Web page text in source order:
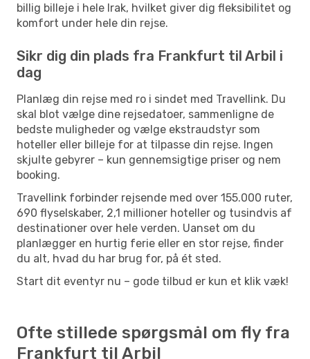
billig billeje i hele Irak, hvilket giver dig fleksibilitet og
komfort under hele din rejse.
Sikr dig din plads fra Frankfurt til Arbil i
dag
Planlæg din rejse med ro i sindet med Travellink. Du
skal blot vælge dine rejsedatoer, sammenligne de
bedste muligheder og vælge ekstraudstyr som
hoteller eller billeje for at tilpasse din rejse. Ingen
skjulte gebyrer – kun gennemsigtige priser og nem
booking.
Travellink forbinder rejsende med over 155.000 ruter,
690 flyselskaber, 2,1 millioner hoteller og tusindvis af
destinationer over hele verden. Uanset om du
planlægger en hurtig ferie eller en stor rejse, finder
du alt, hvad du har brug for, på ét sted.
Start dit eventyr nu – gode tilbud er kun et klik væk!
Ofte stillede spørgsmål om fly fra
Frankfurt til Arbil